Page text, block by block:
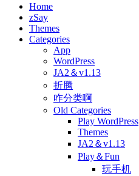
Home
zSay
Themes
Categories
App
WordPress
JA2＆v1.13
折腾
咋分类啊
Old Categories
Play WordPress
Themes
JA2＆v1.13
Play＆Fun
玩手机